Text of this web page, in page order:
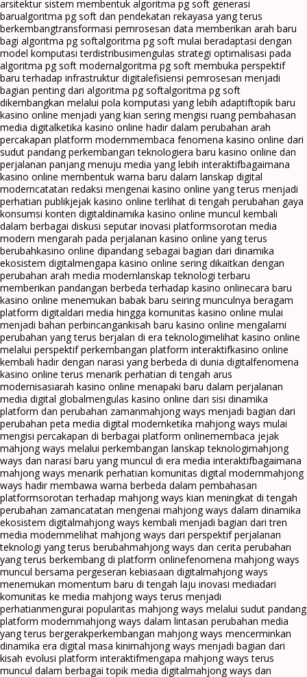
arsitektur sistem membentuk algoritma pg soft generasi
barualgoritma pg soft dan pendekatan rekayasa yang terus
berkembangtransformasi pemrosesan data memberikan arah baru
bagi algoritma pg softalgoritma pg soft mulai beradaptasi dengan
model komputasi terdistribusimengulas strategi optimalisasi pada
algoritma pg soft modernalgoritma pg soft membuka perspektif
baru terhadap infrastruktur digitalefisiensi pemrosesan menjadi
bagian penting dari algoritma pg softalgoritma pg soft
dikembangkan melalui pola komputasi yang lebih adaptiftopik baru
kasino online menjadi yang kian sering mengisi ruang pembahasan
media digitalketika kasino online hadir dalam perubahan arah
percakapan platform modernmembaca fenomena kasino online dari
sudut pandang perkembangan teknologiera baru kasino online dan
perjalanan panjang menuju media yang lebih interaktifbagaimana
kasino online membentuk warna baru dalam lanskap digital
moderncatatan redaksi mengenai kasino online yang terus menjadi
perhatian publikjejak kasino online terlihat di tengah perubahan gaya
konsumsi konten digitaldinamika kasino online muncul kembali
dalam berbagai diskusi seputar inovasi platformsorotan media
modern mengarah pada perjalanan kasino online yang terus
berubahkasino online dipandang sebagai bagian dari dinamika
ekosistem digitalmengapa kasino online sering dikaitkan dengan
perubahan arah media modernlanskap teknologi terbaru
memberikan pandangan berbeda terhadap kasino onlinecara baru
kasino online menemukan babak baru seiring munculnya beragam
platform digitaldari media hingga komunitas kasino online mulai
menjadi bahan perbincangankisah baru kasino online mengalami
perubahan yang terus berjalan di era teknologimelihat kasino online
melalui perspektif perkembangan platform interaktifkasino online
kembali hadir dengan narasi yang berbeda di dunia digitalfenomena
kasino online terus menarik perhatian di tengah arus
modernisasiarah kasino online menapaki baru dalam perjalanan
media digital globalmengulas kasino online dari sisi dinamika
platform dan perubahan zamanmahjong ways menjadi bagian dari
perubahan peta media digital modernketika mahjong ways mulai
mengisi percakapan di berbagai platform onlinemembaca jejak
mahjong ways melalui perkembangan lanskap teknologimahjong
ways dan narasi baru yang muncul di era media interaktifbagaimana
mahjong ways menarik perhatian komunitas digital modernmahjong
ways hadir membawa warna berbeda dalam pembahasan
platformsorotan terhadap mahjong ways kian meningkat di tengah
perubahan zamancatatan mengenai mahjong ways dalam dinamika
ekosistem digitalmahjong ways kembali menjadi bagian dari tren
media modernmelihat mahjong ways dari perspektif perjalanan
teknologi yang terus berubahmahjong ways dan cerita perubahan
yang terus berkembang di platform onlinefenomena mahjong ways
muncul bersama pergeseran kebiasaan digitalmahjong ways
menemukan momentum baru di tengah laju inovasi mediadari
komunitas ke media mahjong ways terus menjadi
perhatianmengurai popularitas mahjong ways melalui sudut pandang
platform modernmahjong ways dalam lintasan perubahan media
yang terus bergerakperkembangan mahjong ways mencerminkan
dinamika era digital masa kinimahjong ways menjadi bagian dari
kisah evolusi platform interaktifmengapa mahjong ways terus
muncul dalam berbagai topik media digitalmahjong ways dan